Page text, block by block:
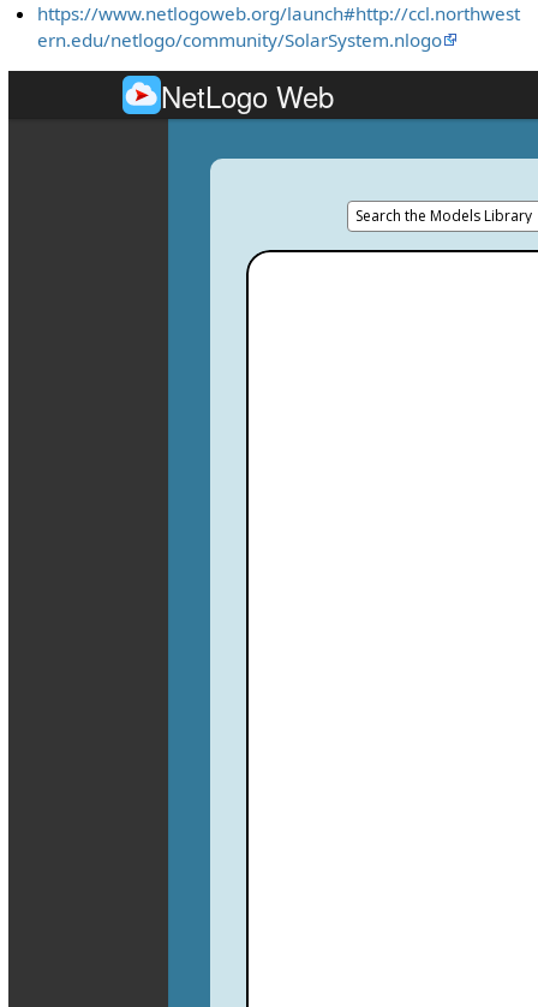
https://www.netlogoweb.org/launch#http://ccl.northwest
ern.edu/netlogo/community/SolarSystem.nlogo